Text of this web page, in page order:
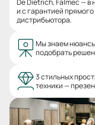
De Dietrich, Falmec — в
и с гарантией прямого
дистрибьютора.
Мы знаем
подобрать
3 стильных
техники —